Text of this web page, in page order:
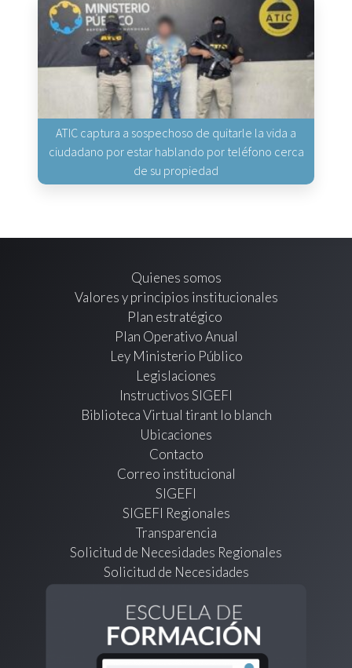
ATIC captura a sospechoso de quitarle la vida a
ciudadano por estar hablando por teléfono cerca
de su propiedad
Quienes somos
Valores y principios institucionales
Plan estratégico
Plan Operativo Anual
Ley Ministerio Público
Legislaciones
Instructivos SIGEFI
Biblioteca Virtual tirant lo blanch
Ubicaciones
Contacto
Correo institucional
SIGEFI
SIGEFI Regionales
Transparencia
Solicitud de Necesidades Regionales
Solicitud de Necesidades